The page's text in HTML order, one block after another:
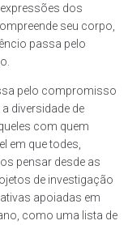
dos
seu corpo,
passa pelo
pelo compromisso
diversidade de
com quem
em que todes,
pensar desde as
de investigação
apoiadas em
como uma lista de